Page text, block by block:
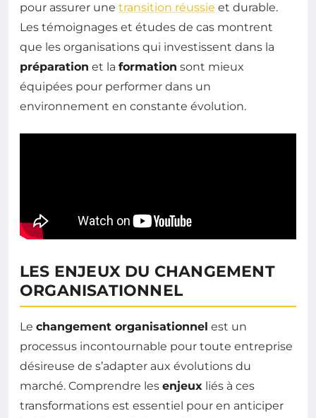
pour assurer une transition réussie et durable.
Les témoignages et études de cas montrent
que les organisations qui investissent dans la
préparation et la formation sont mieux
équipées pour performer dans un
environnement en constante évolution.
LES ENJEUX DU CHANGEMENT
ORGANISATIONNEL
Le changement organisationnel est un
processus incontournable pour toute entreprise
désireuse de s’adapter aux évolutions du
marché. Comprendre les enjeux liés à ces
transformations est essentiel pour en anticiper